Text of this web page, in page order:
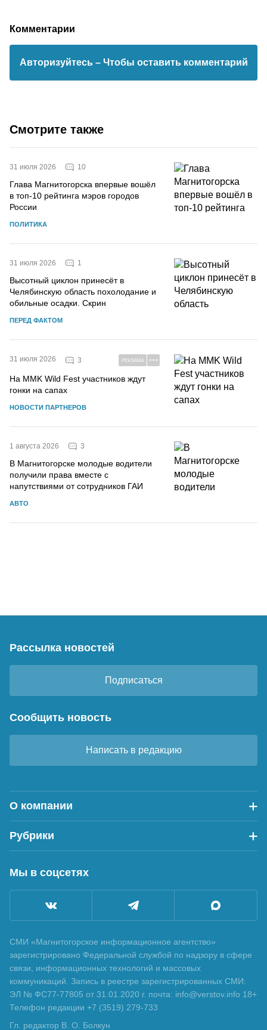
Комментарии
Авторизуйтесь – Чтобы оставить комментарий
Смотрите также
31 июля 2026 10
Глава Магнитогорска впервые вошёл
в топ-10 рейтинга мэров городов
России
ПОЛИТИКА
31 июля 2026 1
Высотный циклон принесёт в
Челябинскую область похолодание и
обильные осадки. Скрин
ПЕРЕД ФАКТОМ
31 июля 2026 3 РЕКЛАМА
На MMK Wild Fest участников ждут
гонки на сапах
НОВОСТИ ПАРТНЕРОВ
1 августа 2026 3
В Магнитогорске молодые водители
получили права вместе с
напутствиями от сотрудников ГАИ
АВТО
Рассылка новостей
Подписаться
Сообщить новость
Написать в редакцию
О компании
Рубрики
Мы в соцсетях
СМИ «Магнитогорское информационное агентство»
зарегистрировано Федеральной службой по надзору в сфере
связи, информационных технологий и массовых
коммуникаций. Запись в реестре зарегистрированных СМИ:
ЭЛ № ФС77-77805 от 31.01.2020 г. почта: info@verstov.info 18+
Телефон редакции +7 (3519) 279-733
Гл. редактор В. О. Болкун